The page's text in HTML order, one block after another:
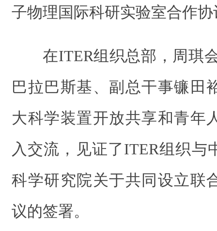
子物理国际科研实验室合作协
在ITER组织总部，周琪
巴拉巴斯基、 副总干事镰田
大科学装置开放共享和青年
入交流，见证了ITER组织与
科学研究院关于共同设立联
议的签署。